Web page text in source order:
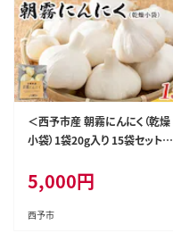
＜西予市産 朝霧にんにく（乾燥
小袋）1袋20g入り 15袋セット＞
ト 愛媛県産 野菜 やさい ドライ
大粒 ストック 薬味 特産品 ノム
ランド 愛媛県 西予市【常温】『1
5,000円
西予市